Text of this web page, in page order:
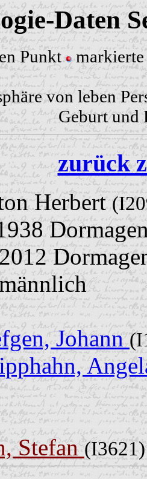
Daten
Punkt markierte
von leben
Geburt und
zurück
Herbert
Johann
Stefan(I3621)